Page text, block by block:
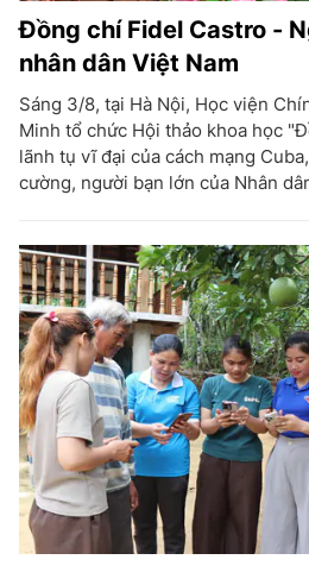
Đồng chí Fidel Castro -
nhân dân Việt Nam
Sáng 3/8, tại Hà Nội, Học viện
Minh tổ chức Hội thảo khoa học
lãnh tụ vĩ đại của cách mạng
cường, người bạn lớn của Nhân